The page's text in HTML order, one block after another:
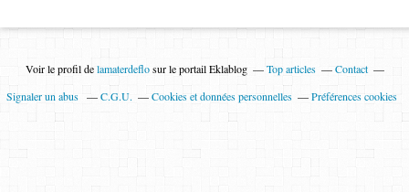
Voir le profil delamaterdeflosur le portail Eklablog Top articles
Contact
Signaler un abus
C.G.U. Cookies et données personnelles Préférences cookies